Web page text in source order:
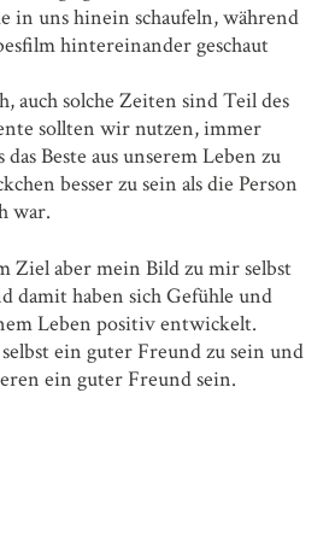
in uns hinein schaufeln, während
hintereinander geschaut
auch solche Zeiten sind Teil des
sollten wir nutzen, immer
Beste aus unserem Leben zu
besser zu sein als die Person
war.
Ziel aber mein Bild zu mir selbst
damit haben sich Gefühle und
Leben positiv entwickelt.
ein guter Freund zu sein und
ein guter Freund sein.